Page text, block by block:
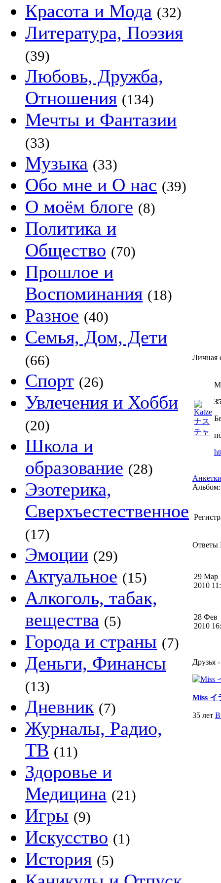
Красота и Мода (32)
Литература, Поэзия
(39)
Любовь, Дружба,
Отношения (134)
Мечты и Фантазии
(33)
Музыка (33)
Обо мне и О нас (39)
О моём блоге (8)
Политика и
Общество (70)
Прошлое и
Воспоминания (18)
Разное (40)
Семья, Дом, Дети
(66)
Спорт (26)
Увлечения и Хобби
(20)
Школа и
образование (28)
Эзотерика,
Сверхъестественное
(17)
Эмоции (29)
Актуальное (15)
Алкоголь, табак,
вещества (5)
Города и страны (7)
Деньги, Финансы
(13)
Дневник (7)
Журналы, Радио,
ТВ (11)
Здоровье и
Медицина (21)
Игры (9)
Искусство (1)
История (5)
Личная
Ответы
29 Мар
2010
28 Фев
2010
Друзья
Miss イ
35 лет